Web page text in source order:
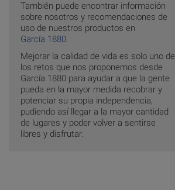
También puede encontrar información
sobre nosotros y recomendaciones de
uso de nuestros productos en
García 1880.
Mejorar la calidad de vida es solo uno de
los retos que nos proponemos desde
García 1880 para ayudar a que la gente
pueda en la mayor medida recobrar y
potenciar su propia independencia,
pudiendo así llegar a la mayor cantidad
de lugares y poder volver a sentirse
libres y disfrutar.